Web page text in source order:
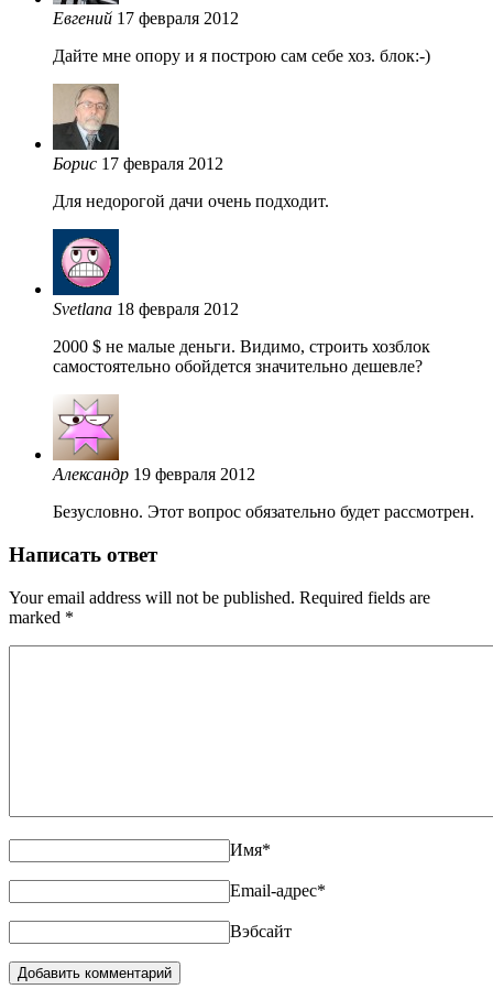
Евгений 17 февраля 2012
Дайте мне опору и я построю сам себе хоз. блок:-)
Борис 17 февраля 2012
Для недорогой дачи очень подходит.
Svetlana 18 февраля 2012
2000 $ не малые деньги. Видимо, строить хозблок
самостоятельно обойдется значительно дешевле?
Александр 19 февраля 2012
Безусловно. Этот вопрос обязательно будет рассмотрен.
Написать ответ
Your email address will not be published. Required fields are
marked *
Имя*
Email-адрес*
Вэбсайт